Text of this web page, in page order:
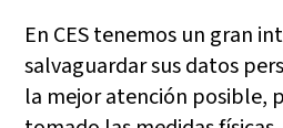
En CES tenemos un gran
salvaguardar sus datos
la mejor atención posible,